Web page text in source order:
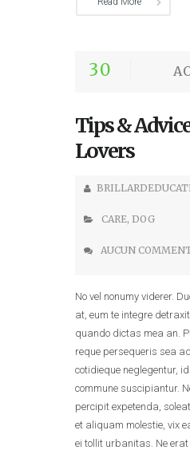
30
Tips &
Lovers
CARE, DOG
AUCUN
No vel nonumy viderer.
at, eum te integre
quando dictas mea an.
reque persequeris sea
cotidieque neglegentur,
commune suscipiantur.
percipit expetenda,
et aliquam molestie, vix
ei tollit urbanitas. Ne erat